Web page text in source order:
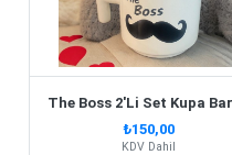
₺150,00
KDV Dahil